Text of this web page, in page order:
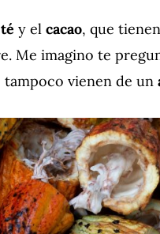
té y el cacao, que
Me imagino te
tampoco vienen de un